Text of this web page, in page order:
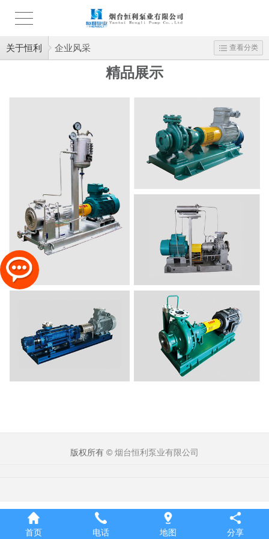
关于恒利 企业风采 查看分类
精品展示
首页 电话 地图 分享
版权所有 © 烟台恒利泵业有限公司